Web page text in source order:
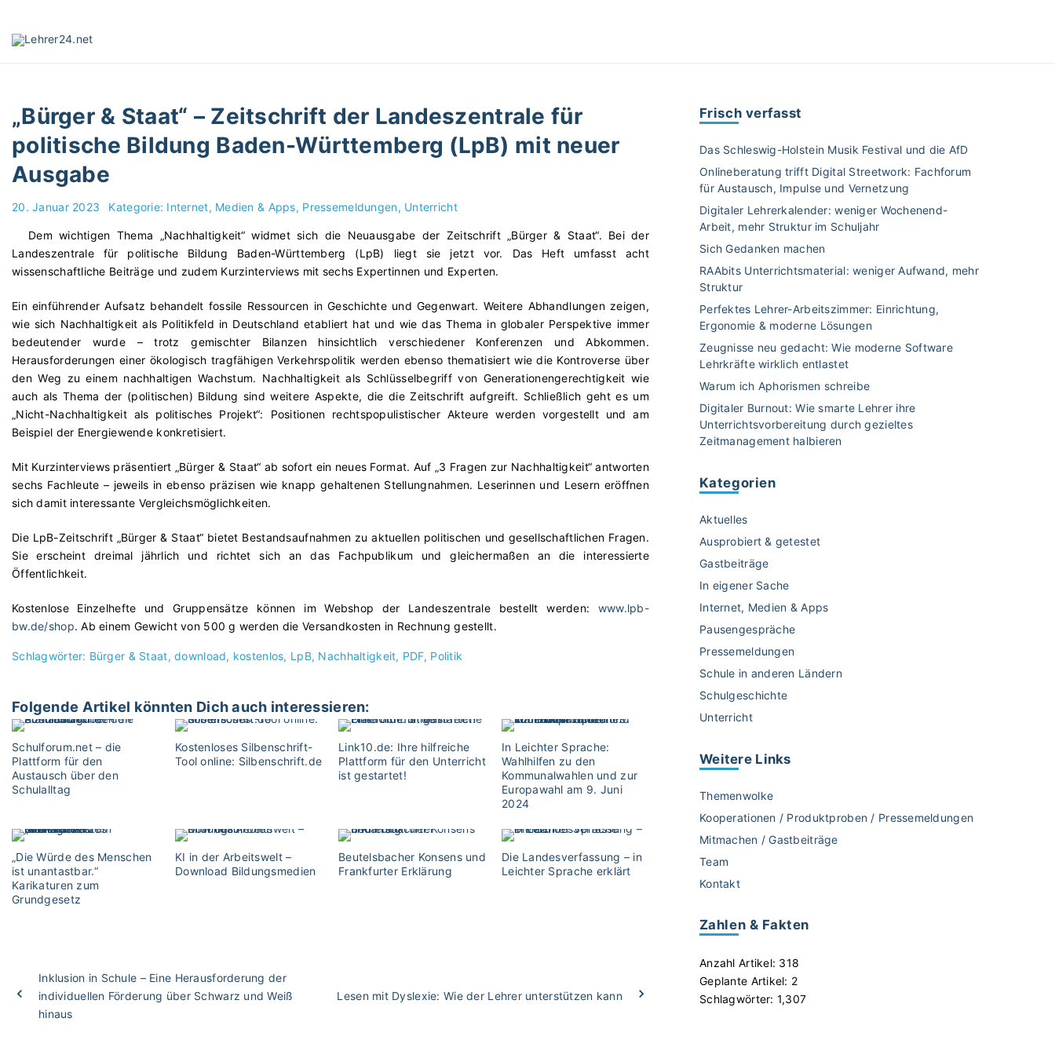
„Bürger & Staat“ – Zeitschrift der Landeszentrale für
politische Bildung Baden-Württemberg (LpB) mit neuer
Ausgabe
20. Januar 2023 Kategorie: Internet, Medien & Apps Pressemeldungen Unterricht
Dem wichtigen Thema „Nachhaltigkeit“ widmet sich die Neuausgabe der Zeitschrift „Bürger & Staat“. Bei der
Landeszentrale für politische Bildung Baden-Württemberg (LpB) liegt sie jetzt vor. Das Heft umfasst acht
wissenschaftliche Beiträge und zudem Kurzinterviews mit sechs Expertinnen und Experten.
Ein einführender Aufsatz behandelt fossile Ressourcen in Geschichte und Gegenwart. Weitere Abhandlungen zeigen,
wie sich Nachhaltigkeit als Politikfeld in Deutschland etabliert hat und wie das Thema in globaler Perspektive immer
bedeutender wurde – trotz gemischter Bilanzen hinsichtlich verschiedener Konferenzen und Abkommen.
Herausforderungen einer ökologisch tragfähigen Verkehrspolitik werden ebenso thematisiert wie die Kontroverse über
den Weg zu einem nachhaltigen Wachstum. Nachhaltigkeit als Schlüsselbegriff von Generationengerechtigkeit wie
auch als Thema der (politischen) Bildung sind weitere Aspekte, die die Zeitschrift aufgreift. Schließlich geht es um
„Nicht-Nachhaltigkeit als politisches Projekt“: Positionen rechtspopulistischer Akteure werden vorgestellt und am
Beispiel der Energiewende konkretisiert.
Mit Kurzinterviews präsentiert „Bürger & Staat“ ab sofort ein neues Format. Auf „3 Fragen zur Nachhaltigkeit“ antworten
sechs Fachleute – jeweils in ebenso präzisen wie knapp gehaltenen Stellungnahmen. Leserinnen und Lesern eröffnen
sich damit interessante Vergleichsmöglichkeiten.
Die LpB-Zeitschrift „Bürger & Staat“ bietet Bestandsaufnahmen zu aktuellen politischen und gesellschaftlichen Fragen.
Sie erscheint dreimal jährlich und richtet sich an das Fachpublikum und gleichermaßen an die interessierte
Öffentlichkeit.
Kostenlose Einzelhefte und Gruppensätze können im Webshop der Landeszentrale bestellt werden: www.lpb-
bw.de/shop. Ab einem Gewicht von 500 g werden die Versandkosten in Rechnung gestellt.
Schlagwörter: Bürger & Staat download kostenlos LpB Nachhaltigkeit PDF Politik
Folgende Artikel könnten Dich auch interessieren:
Schulforum.net – die
Plattform für den
Austausch über den
Schulalltag
Kostenloses Silbenschrift-
Tool online: Silbenschrift.de
Link10.de: Ihre hilfreiche
Plattform für den Unterricht
ist gestartet!
In Leichter Sprache:
Wahlhilfen zu den
Kommunalwahlen und zur
Europawahl am 9. Juni
2024
„Die Würde des Menschen
ist unantastbar.“
Karikaturen zum
Grundgesetz
KI in der Arbeitswelt –
Download Bildungsmedien
Beutelsbacher Konsens und
Frankfurter Erklärung
Die Landesverfassung – in
Leichter Sprache erklärt
Inklusion in Schule – Eine Herausforderung der
individuellen Förderung über Schwarz und Weiß
hinaus
Lesen mit Dyslexie: Wie der Lehrer unterstützen kann
Frisch verfasst
Das Schleswig-Holstein Musik Festival und die AfD
Onlineberatung trifft Digital Streetwork: Fachforum
für Austausch, Impulse und Vernetzung
Digitaler Lehrerkalender: weniger Wochenend-
Arbeit, mehr Struktur im Schuljahr
Sich Gedanken machen
RAAbits Unterrichtsmaterial: weniger Aufwand, mehr
Struktur
Perfektes Lehrer-Arbeitszimmer: Einrichtung,
Ergonomie & moderne Lösungen
Zeugnisse neu gedacht: Wie moderne Software
Lehrkräfte wirklich entlastet
Warum ich Aphorismen schreibe
Digitaler Burnout: Wie smarte Lehrer ihre
Unterrichtsvorbereitung durch gezieltes
Zeitmanagement halbieren
Kategorien
Aktuelles
Ausprobiert & getestet
Gastbeiträge
In eigener Sache
Internet, Medien & Apps
Pausengespräche
Pressemeldungen
Schule in anderen Ländern
Schulgeschichte
Unterricht
Weitere Links
Themenwolke
Kooperationen / Produktproben / Pressemeldungen
Mitmachen / Gastbeiträge
Team
Kontakt
Zahlen & Fakten
Anzahl Artikel: 318
Geplante Artikel: 2
Schlagwörter: 1,307